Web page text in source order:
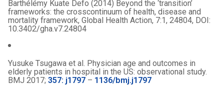
Barthélémy Kuate Defo (2014) Beyond the ‘transition’
frameworks: the crosscontinuum of health, disease and
mortality framework, Global Health Action, 7:1, 24804, DOI:
10.3402/gha.v7.24804
Yusuke Tsugawa et al. Physician age and outcomes in
elderly patients in hospital in the US: observational study.
BMJ 2017; 357: j1797– 1136/bmj.j1797